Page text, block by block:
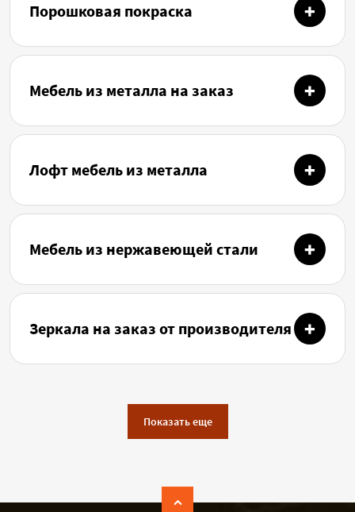
Порошковая покраска
Мебель из металла на заказ
Лофт мебель из металла
Мебель из нержавеющей стали
Зеркала на заказ от производителя
Показать еще